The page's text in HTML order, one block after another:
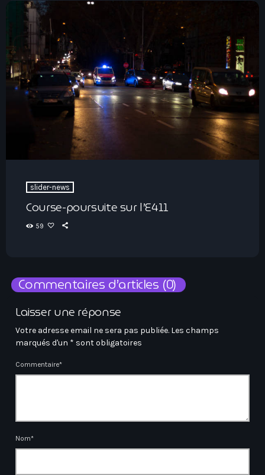
slider-news
Course-poursuite sur l’E411
59
Commentaires d’articles (0)
Laisser une réponse
Votre adresse email ne sera pas publiée. Les champs
marqués d'un * sont obligatoires
Commentaire*
Nom*